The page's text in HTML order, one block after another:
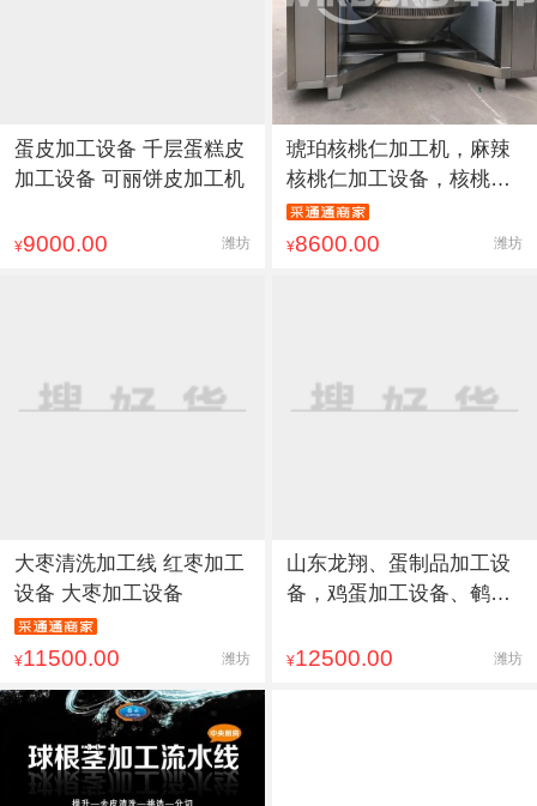
蛋皮加工设备 千层蛋糕皮
加工设备 可丽饼皮加工机
¥9000.00 潍坊
琥珀核桃仁加工机，麻辣
核桃仁加工设备，核桃仁
加工
¥8600.00 潍坊
大枣清洗加工线 红枣加工
设备 大枣加工设备
¥11500.00 潍坊
山东龙翔、蛋制品加工设
备，鸡蛋加工设备、鹌鹑
¥12500.00 潍坊